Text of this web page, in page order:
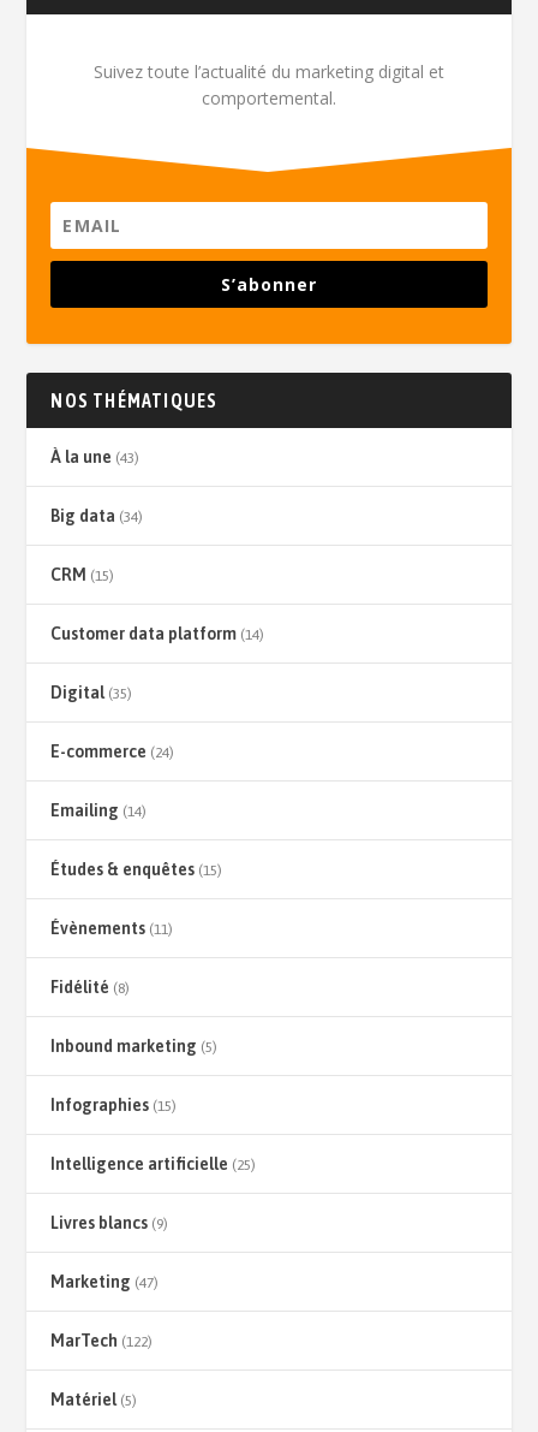
Suivez toute l’actualité du marketing digital et
comportemental.
S’abonner
NOS THÉMATIQUES
À la une (43)
Big data (34)
CRM (15)
Customer data platform (14)
Digital(35)
E-commerce (24)
Emailing (14)
Études & enquêtes (15)
Évènements (11)
Fidélité (8)
Inbound marketing (5)
Infographies (15)
Intelligence artificielle (25)
Livres blancs (9)
Marketing (47)
MarTech (122)
Matériel(5)